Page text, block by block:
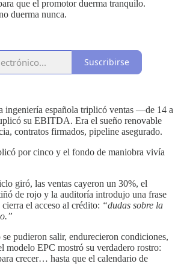
que el promotor duerma tranquilo.
duerma nunca.
Suscribirse
ingeniería española triplicó ventas —de 14 a
su EBITDA. Era el sueño renovable
contratos firmados, pipeline asegurado.
por cinco y el fondo de maniobra vivía
giró, las ventas cayeron un 30%, el
de rojo y la auditoría introdujo una frase
el acceso al crédito: “dudas sobre la
pudieron salir, endurecieron condiciones,
modelo EPC mostró su verdadero rostro:
crecer… hasta que el calendario de